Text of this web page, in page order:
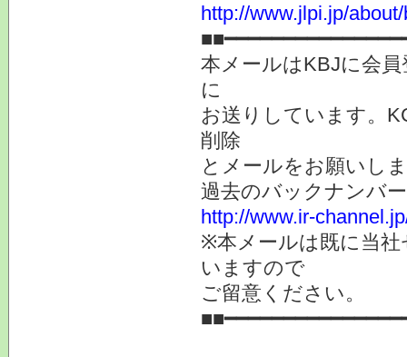
http://www.jlpi.jp/
本メールはKBJに会
に
お送りしています。
削除
とメールをお願いし
過去のバックナンバ
http://www.ir-
※本メールは既に当
いますので
ご留意ください。